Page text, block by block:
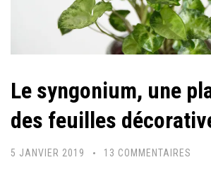
Le syngonium, une
des feuilles
5 JANVIER 2019 13 COMMENTAIRES